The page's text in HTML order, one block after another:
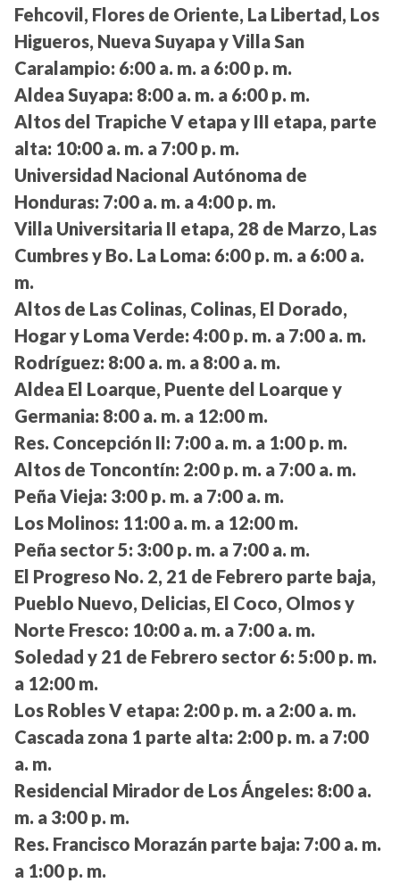
Fehcovil, Flores de Oriente, La Libertad, Los
Higueros, Nueva Suyapa y Villa San
Caralampio: 6:00 a. m. a 6:00 p. m.
Aldea Suyapa: 8:00 a. m. a 6:00 p. m.
Altos del Trapiche V etapa y III etapa, parte
alta: 10:00 a. m. a 7:00 p. m.
Universidad Nacional Autónoma de
Honduras: 7:00 a. m. a 4:00 p. m.
Villa Universitaria II etapa, 28 de Marzo, Las
Cumbres y Bo. La Loma: 6:00 p. m. a 6:00 a.
m.
Altos de Las Colinas, Colinas, El Dorado,
Hogar y Loma Verde: 4:00 p. m. a 7:00 a. m.
Rodríguez: 8:00 a. m. a 8:00 a. m.
Aldea El Loarque, Puente del Loarque y
Germania: 8:00 a. m. a 12:00 m.
Res. Concepción II: 7:00 a. m. a 1:00 p. m.
Altos de Toncontín: 2:00 p. m. a 7:00 a. m.
Peña Vieja: 3:00 p. m. a 7:00 a. m.
Los Molinos: 11:00 a. m. a 12:00 m.
Peña sector 5: 3:00 p. m. a 7:00 a. m.
El Progreso No. 2, 21 de Febrero parte baja,
Pueblo Nuevo, Delicias, El Coco, Olmos y
Norte Fresco: 10:00 a. m. a 7:00 a. m.
Soledad y 21 de Febrero sector 6: 5:00 p. m.
a 12:00 m.
Los Robles V etapa: 2:00 p. m. a 2:00 a. m.
Cascada zona 1 parte alta: 2:00 p. m. a 7:00
a. m.
Residencial Mirador de Los Ángeles: 8:00 a.
m. a 3:00 p. m.
Res. Francisco Morazán parte baja: 7:00 a. m.
a 1:00 p. m.